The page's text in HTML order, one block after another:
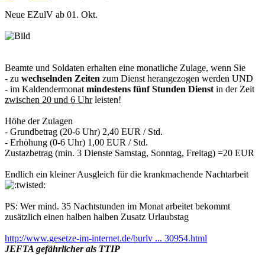
Neue EZulV ab 01. Okt.
Beamte und Soldaten erhalten eine monatliche Zulage, wenn Sie
- zu wechselnden Zeiten zum Dienst herangezogen werden UND
- im Kaldendermonat mindestens fünf Stunden Dienst in der Zeit
zwischen 20 und 6 Uhrleisten!
Höhe der Zulagen
- Grundbetrag (20-6 Uhr) 2,40 EUR / Std.
- Erhöhung (0-6 Uhr) 1,00 EUR / Std.
Zustazbetrag (min. 3 Dienste Samstag, Sonntag, Freitag) =20 EUR
Endlich ein kleiner Ausgleich für die krankmachende Nachtarbeit
PS: Wer mind. 35 Nachtstunden im Monat arbeitet bekommt
zusätzlich einen halben halben Zusatz Urlaubstag
http://www.gesetze-im-internet.de/burlv ... 30954.html
JEFTA gefährlicher als TTIP